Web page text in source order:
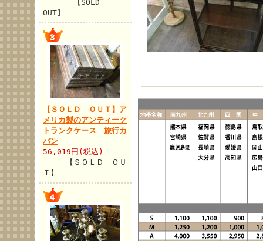
【SOLD
OUT】
【ＳＯＬＤ ＯＵＴ】ア
メリカ製のアンティーク
トランクケース 旅行カ
バン
56,019円(税込)
【ＳＯＬＤ ＯＵ
Ｔ】